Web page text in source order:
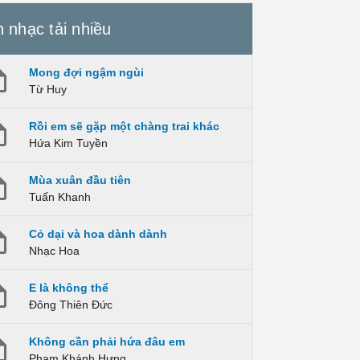
nhạc tải nhiều
Mong đợi ngậm ngùi
Từ Huy
Rồi em sẽ gặp một chàng trai khác
Hứa Kim Tuyền
Mùa xuân đầu tiên
Tuấn Khanh
Cỏ dại và hoa dành dành
Nhạc Hoa
E là không thể
Đông Thiên Đức
Không cần phải hứa đâu em